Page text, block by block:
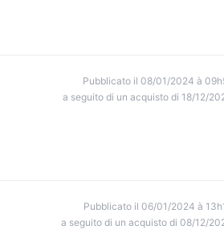
Pubblicato il 08/01/2024 à
a seguito di un acquisto di 18/12/
Pubblicato il 06/01/2024 à
a seguito di un acquisto di 08/12/